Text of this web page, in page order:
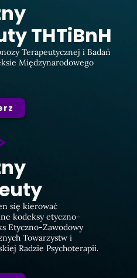
THTiBnH
Terapeutycznej i Badań
Międzynarodowego
się kierować
kodeksy etyczno-
Etyczno-Zawodowy
Towarzystw i
Radzie Psychoterapii.